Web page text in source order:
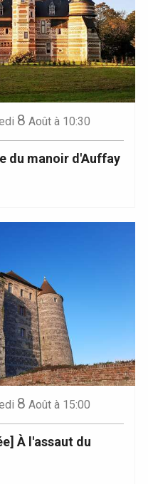
8 Août à 10:30
du manoir d'Auffay
8 Août à 15:00
À l'assaut du